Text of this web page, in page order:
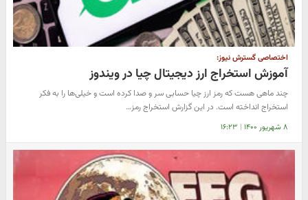
اختصاصی گسترش نیوز:
آموزش استخراج ارز دیجیتال چیا در ویندوز
چند ماهی هست که رمز ارز چیا حسابی سر و صدا کرده است و خیلی‌ها را به فکر
استخراج انداخته است. در این گزارش استخراج رمز…
۸ شهریور ۱۴۰۰ | ۱۶:۲۳